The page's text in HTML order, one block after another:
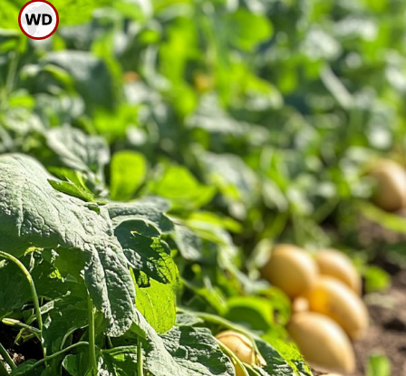
ಕಬ್ಬಿನ ಜಲ್ಲೆಯನ್ನು ಕಸದ ಜೊತೆ
ಕೊಳೆಯಲು ಬಿಡಿ